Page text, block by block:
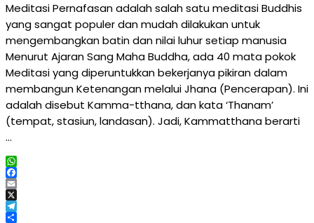
Meditasi Pernafasan adalah salah satu meditasi Buddhis
yang sangat populer dan mudah dilakukan untuk
mengembangkan batin dan nilai luhur setiap manusia
Menurut Ajaran Sang Maha Buddha, ada 40 mata pokok
Meditasi yang diperuntukkan bekerjanya pikiran dalam
membangun Ketenangan melalui Jhana (Pencerapan). Ini
adalah disebut Kamma-tthana, dan kata ‘Thanam’
(tempat, stasiun, landasan). Jadi, Kammatthana berarti
…
WhatsApp
Facebook
Email
X
Telegram